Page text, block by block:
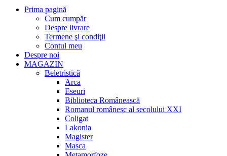
Prima pagină
Cum cumpăr
Despre livrare
Termene şi condiţii
Contul meu
Despre noi
MAGAZIN
Beletristică
Arca
Eseuri
Biblioteca Românească
Romanul românesc al secolului XXI
Coligat
Lakonia
Magister
Masca